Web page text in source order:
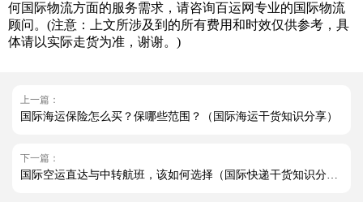
何国际物流方面的服务需求，请咨询百运网专业的国际物流
顾问。(注意：上文所涉及到的所有费用和时效仅供参考，具
体请以实际走货为准，谢谢。)
上一篇：
国际海运保险怎么买？保哪些范围？（国际海运干货知识分享）
下一篇：
国际空运直达与中转航班，该如何选择（国际快递干货知识分享）